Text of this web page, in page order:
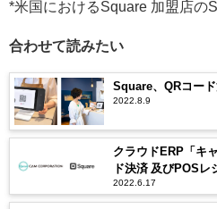
*米国におけるSquare 加盟店の
合わせて読みたい
Square、QRコー
2022.8.9
クラウドERP「キ
ド決済 及びPOS
と連携を開始
2022.6.17